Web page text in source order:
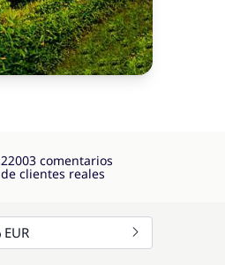
22003 comentarios
de clientes reales
EUR